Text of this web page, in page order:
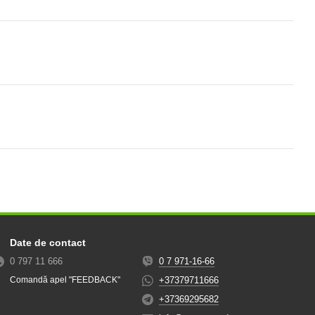
Date de contact
0 797 11 666
Comandă apel "FEEDBACK"
0 7 971-16-66
+37379711666
+37369295682